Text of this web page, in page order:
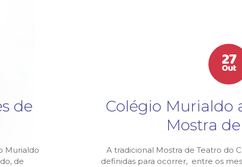
de
Murialdo
de
27
Out
Colégio Murialdo
Mostra
A tradicional Mostra de Teatro do
definidas para ocorrer, entre os